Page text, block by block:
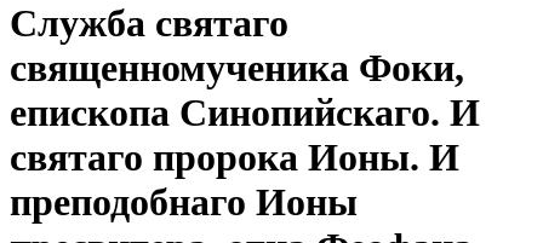
Служба святаго
священномученика Фоки,
епископа Синопийскаго. И
святаго пророка Ионы. И
преподобнаго Ионы